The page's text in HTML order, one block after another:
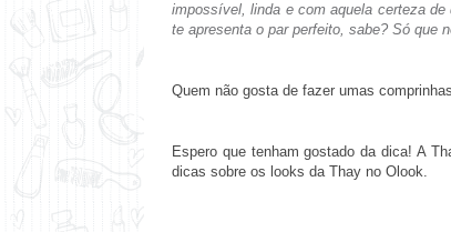
impossível, linda e com aquela certeza
te apresenta o par perfeito, sabe? Só que
Quem não gosta de fazer umas
Espero que tenham gostado da dica! A
dicas sobre os looks da Thay no Olook.